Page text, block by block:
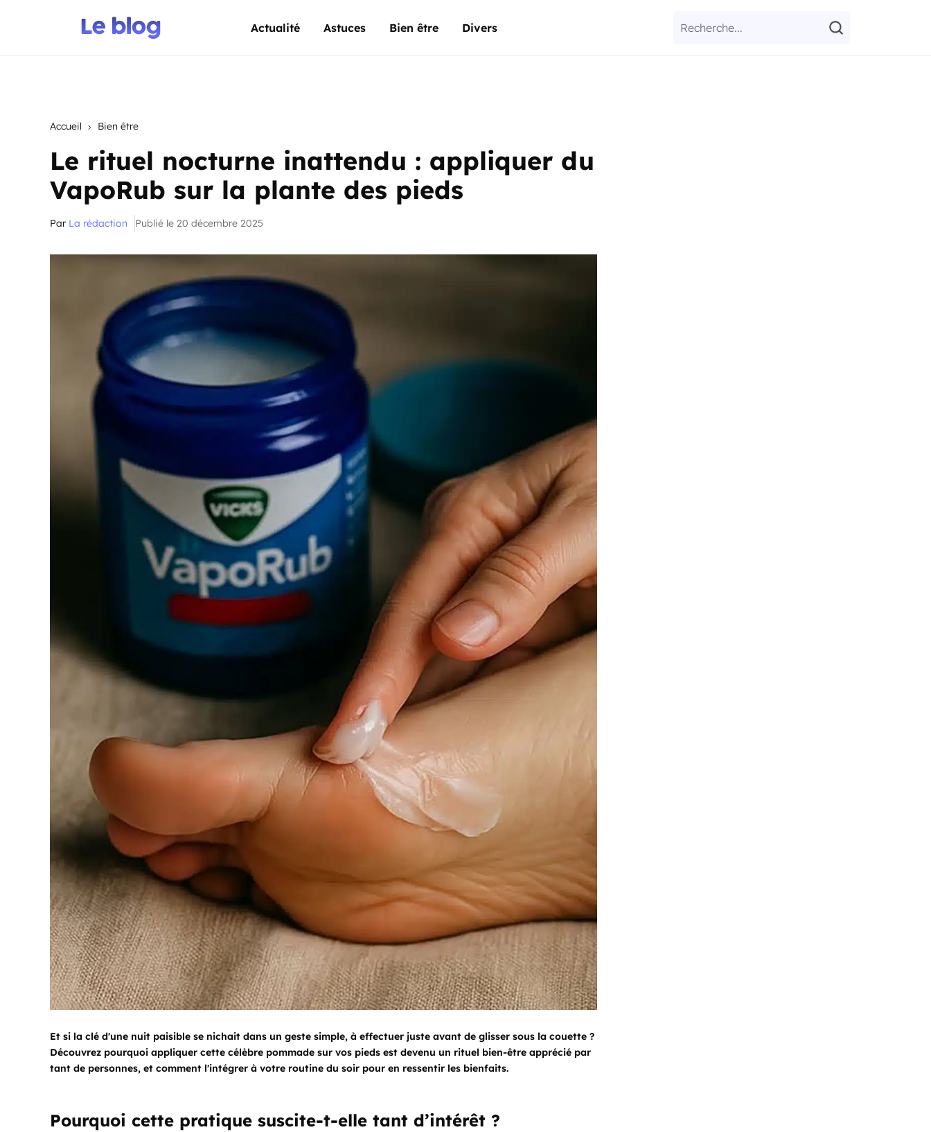
Actualité Astuces Bien être Divers
Accueil Bien être
Le rituel nocturne inattendu : appliquer du
VapoRub sur la plante des pieds
Par La rédaction Publié le 20 décembre 2025
Et si la clé d'une nuit paisible se nichait dans un geste simple, à effectuer juste avant de glisser sous la couette ?
Découvrez pourquoi appliquer cette célèbre pommade sur vos pieds est devenu un rituel bien-être apprécié par
tant de personnes, et comment l'intégrer à votre routine du soir pour en ressentir les bienfaits.
Pourquoi cette pratique suscite-t-elle tant d’intérêt ?